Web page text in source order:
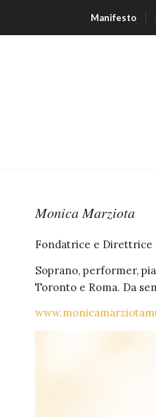
Manifesto
Monica Marziota
Fondatrice e Direttrice
Soprano, performer,
Toronto e Roma. Da